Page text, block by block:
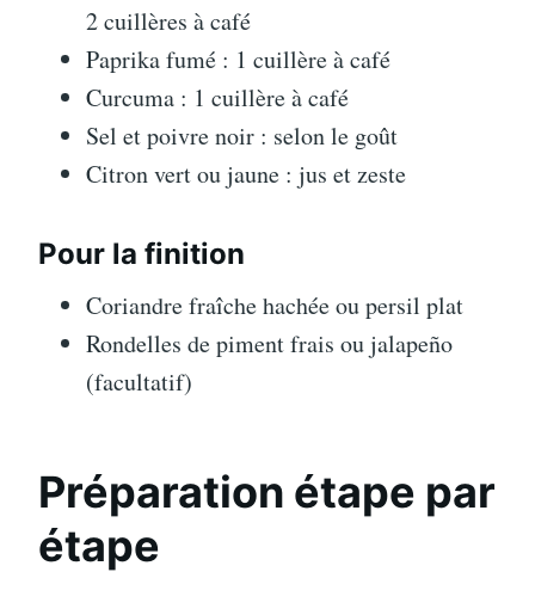
2 cuillères à café
Paprika fumé : 1 cuillère à café
Curcuma : 1 cuillère à café
Sel et poivre noir : selon le goût
Citron vert ou jaune : jus et zeste
Pour la finition
Coriandre fraîche hachée ou persil plat
Rondelles de piment frais ou jalapeño
(facultatif)
Préparation étape par
étape